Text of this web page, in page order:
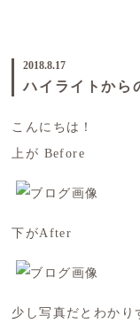
2018.8.17
ハイライトから
こんにちは！
上が Before
下がAfter
少し写真だとわかり